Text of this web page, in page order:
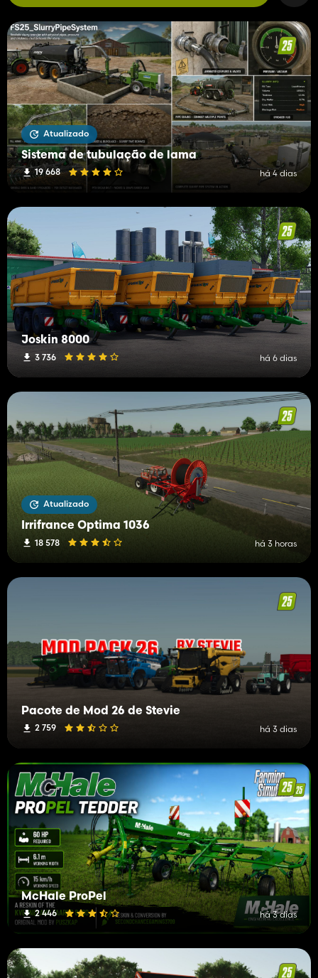
Atualizado
Sistema de tubulação de lama
19 668 há 4 dias
Joskin 8000
3 736 há 6 dias
Atualizado
Irrifrance Optima 1036
18 578 há 3 horas
Pacote de Mod 26 de Stevie
2 759 há 3 dias
McHale ProPel
2 446 há 3 dias